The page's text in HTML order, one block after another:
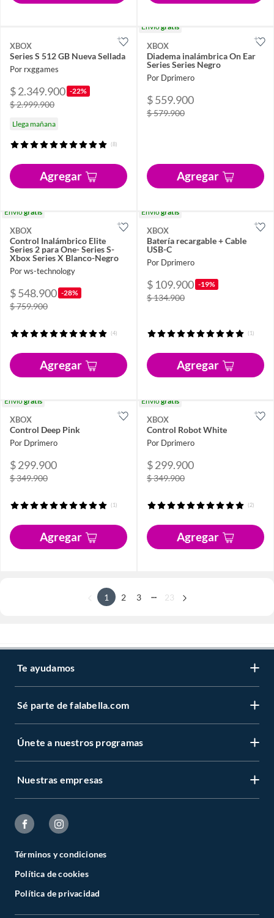
XBOX
Series S 512 GB Nueva Sellada
Por rxggames
$ 2.349.900 -22%
$ 2.999.900
Llega mañana
(8)
Agregar
Envíogratis
XBOX
Diadema inalámbrica On Ear
Series Series Negro
Por Dprimero
$ 559.900
$ 579.900
Agregar
Envíogratis
XBOX
Control Inalámbrico Elite
Series 2 para One- Series S-
Xbox Series X Blanco-Negro
Por ws-technology
$ 548.900 -28%
$ 759.900
(4)
Agregar
Envíogratis
XBOX
Batería recargable + Cable
USB-C
Por Dprimero
$ 109.900 -19%
$ 134.900
(1)
Agregar
Envíogratis
XBOX
Control Deep Pink
Por Dprimero
$ 299.900
$ 349.900
(1)
Agregar
Envíogratis
XBOX
Control Robot White
Por Dprimero
$ 299.900
$ 349.900
(2)
Agregar
1 2 3 ... 23
Te ayudamos
Sé parte de falabella.com
Únete a nuestros programas
Nuestras empresas
Términos y condiciones
Política de cookies
Política de privacidad